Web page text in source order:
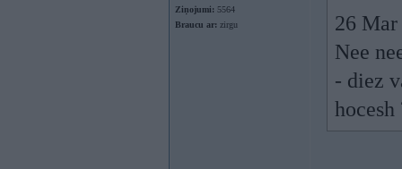
Ziņojumi: 5564
Braucu ar: zirgu
26
Nee
- diez
hocesh